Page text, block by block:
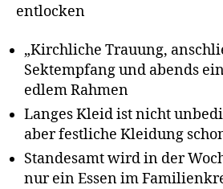
entlocken
„Kirchliche Trauung,
Sektempfang und abends
edlem Rahmen
Langes Kleid ist nicht
aber festliche Kleidung
Standesamt wird in der
nur ein Essen im